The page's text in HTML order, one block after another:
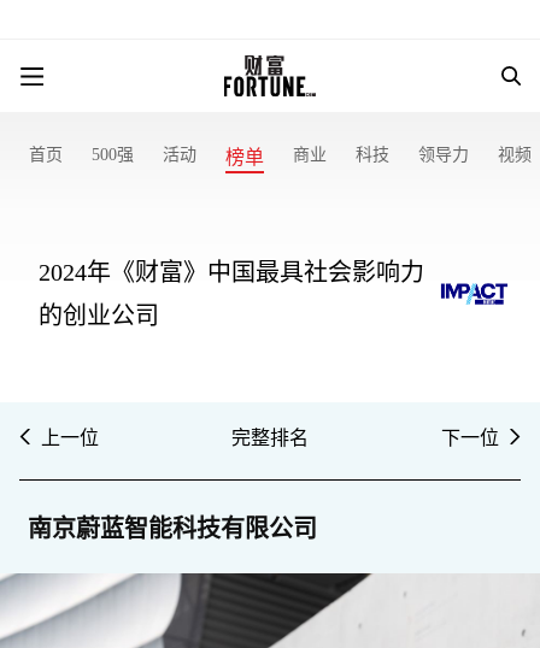
首页 500强 活动 榜单 商业 科技 领导力 视频
2024年《财富》中国最具社会影响力
的创业公司
上一位 完整排名 下一位
南京蔚蓝智能科技有限公司